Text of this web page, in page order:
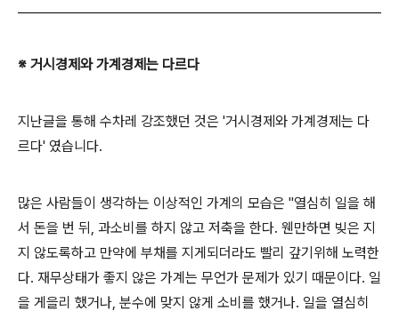
※ 거시경제와 가계경제는 다르다
지난글을 통해 수차레 강조했던 것은 '거시경제와 가계경제는 다
르다' 였습니다.
많은 사람들이 생각하는 이상적인 가계의 모습은 "열심히 일을 해
서 돈을 번 뒤, 과소비를 하지 않고 저축을 한다. 웬만하면 빚은 지
지 않도록하고 만약에 부채를 지게되더라도 빨리 갚기위해 노력한
다. 재무상태가 좋지 않은 가계는 무언가 문제가 있기 때문이다. 일
을 게을리 했거나, 분수에 맞지 않게 소비를 했거나. 일을 열심히